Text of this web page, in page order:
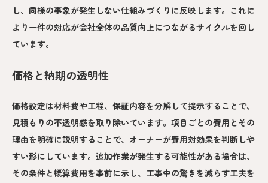
し、同様の事象が発生しない仕組みづくりに反映します。これに
より一件の対応が会社全体の品質向上につながるサイクルを回し
ています。
価格と納期の透明性
価格設定は材料費や工程、保証内容を分解して提示することで、
見積もりの不透明感を取り除いています。項目ごとの費用とその
理由を明確に説明することで、オーナーが費用対効果を判断しや
すい形にしています。追加作業が発生する可能性がある場合は、
その条件と概算費用を事前に示し、工事中の驚きを減らす工夫を